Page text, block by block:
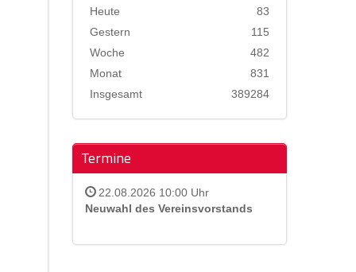
Heute
83
Gestern
115
Woche
482
Monat
831
Insgesamt
389284
Termine
22.08.2026 10:00 Uhr
Neuwahl des Vereinsvorstands